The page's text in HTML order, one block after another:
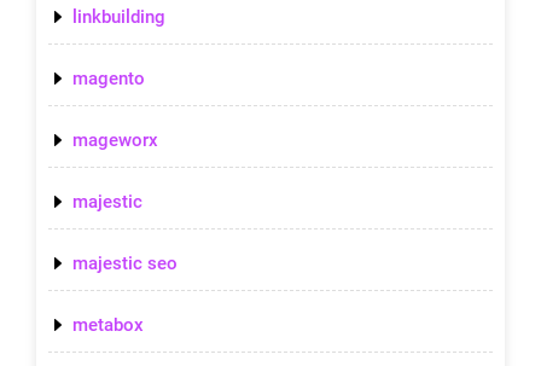
linkbuilding
magento
mageworx
majestic
majestic seo
metabox